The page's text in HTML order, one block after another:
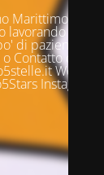
Marittimo è
per
di pazienza e
Contatto questi
Web:
Instagram: